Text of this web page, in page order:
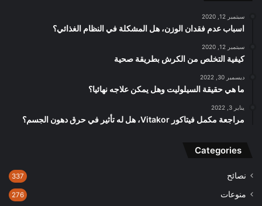
سبتمبر 12, 2020
اسباب عدم فقدان الوزن، هل المشكلة في النظام الغذائي؟
سبتمبر 12, 2020
كيفية التخلص من الكرش بطريقة صحية
ديسمبر 30, 2022
ما هي حقيقة السيلوليت وهل يمكن علاجه نهائيا؟
يناير 3, 2022
مراجعة مكمل فيتاكور Vitakor، هل له تأثير في حرق دهون الجسم؟
Categories
نصائح 337
منوعات 276